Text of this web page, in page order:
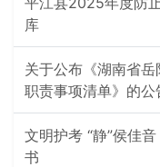
库
关于公布《湖南省
职责事项清单》的公
文明护考 “静”侯佳
书